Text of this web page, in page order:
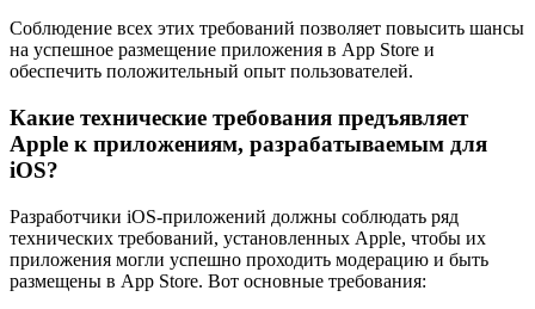
Соблюдение всех этих требований позволяет повысить шансы
на успешное размещение приложения в App Store и
обеспечить положительный опыт пользователей.
Какие технические требования предъявляет
Apple к приложениям, разрабатываемым для
iOS?
Разработчики iOS-приложений должны соблюдать ряд
технических требований, установленных Apple, чтобы их
приложения могли успешно проходить модерацию и быть
размещены в App Store. Вот основные требования: